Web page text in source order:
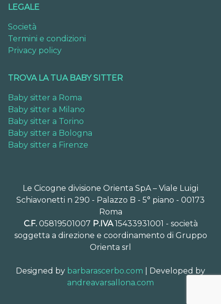
LEGALE
Società
Termini e condizioni
Privacy policy
TROVA LA TUA BABY SITTER
Baby sitter a Roma
Baby sitter a Milano
Baby sitter a Torino
Baby sitter a Bologna
Baby sitter a Firenze
Le Cicogne divisione Orienta SpA – Viale Luigi
Schiavonetti n 290 - Palazzo B - 5° piano - 00173
Roma
C.F.05819501007 P.IVA15433931001 - società
soggetta a direzione e coordinamento di Gruppo
Orienta srl
Designed by barbarascerbo.com | Developed by
andreavarsallona.com